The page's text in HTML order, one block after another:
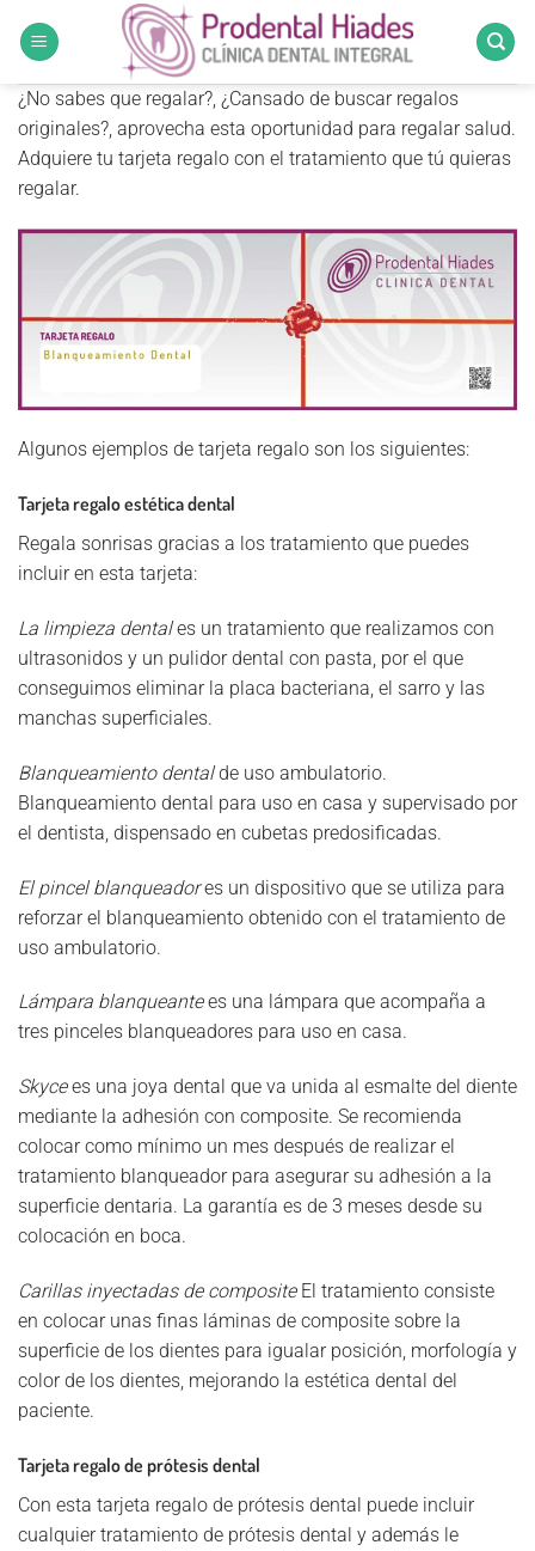
¿No sabes que regalar?, ¿Cansado de buscar regalos
originales?, aprovecha esta oportunidad para regalar salud.
Adquiere tu tarjeta regalo con el tratamiento que tú quieras
regalar.
Algunos ejemplos de tarjeta regalo son los siguientes:
Tarjeta regalo estética dental
Regala sonrisas gracias a los tratamiento que puedes
incluir en esta tarjeta:
La limpieza dentales un tratamiento que realizamos con
ultrasonidos y un pulidor dental con pasta, por el que
conseguimos eliminar la placa bacteriana, el sarro y las
manchas superficiales.
Blanqueamiento dentalde uso ambulatorio.
Blanqueamiento dental para uso en casa y supervisado por
el dentista, dispensado en cubetas predosificadas.
El pincel blanqueadores un dispositivo que se utiliza para
reforzar el blanqueamiento obtenido con el tratamiento de
uso ambulatorio.
Lámpara blanqueantees una lámpara que acompaña a
tres pinceles blanqueadores para uso en casa.
Skycees una joya dental que va unida al esmalte del diente
mediante la adhesión con composite. Se recomienda
colocar como mínimo un mes después de realizar el
tratamiento blanqueador para asegurar su adhesión a la
superficie dentaria. La garantía es de 3 meses desde su
colocación en boca.
Carillas inyectadas de compositeEl tratamiento consiste
en colocar unas finas láminas de composite sobre la
superficie de los dientes para igualar posición, morfología y
color de los dientes, mejorando la estética dental del
paciente.
Tarjeta regalo de prótesis dental
Con esta tarjeta regalo de prótesis dental puede incluir
cualquier tratamiento de prótesis dental y además le